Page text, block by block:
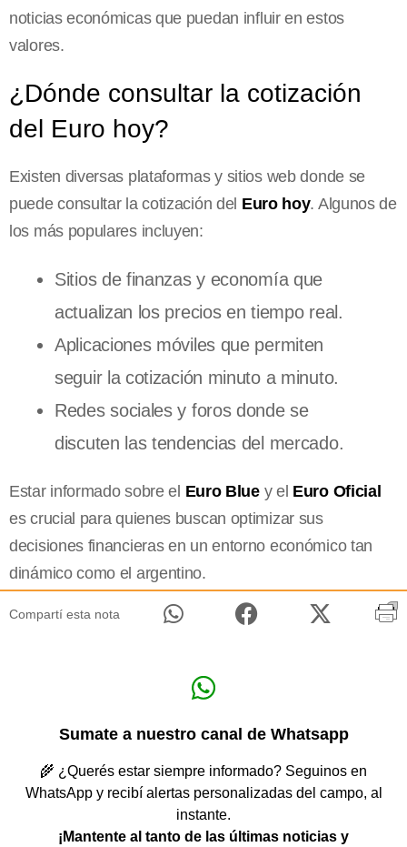
noticias económicas que puedan influir en estos
valores.
¿Dónde consultar la cotización
del Euro hoy?
Existen diversas plataformas y sitios web donde se
puede consultar la cotización del Euro hoy. Algunos de
los más populares incluyen:
Sitios de finanzas y economía que
actualizan los precios en tiempo real.
Aplicaciones móviles que permiten
seguir la cotización minuto a minuto.
Redes sociales y foros donde se
discuten las tendencias del mercado.
Estar informado sobre el Euro Bluey el Euro Oficial
es crucial para quienes buscan optimizar sus
decisiones financieras en un entorno económico tan
dinámico como el argentino.
Compartí esta nota
Sumate a nuestro canal de Whatsapp
🌾 ¿Querés estar siempre informado? Seguinos en
WhatsApp y recibí alertas personalizadas del campo, al
instante.
¡Mantente al tanto de las últimas noticias y